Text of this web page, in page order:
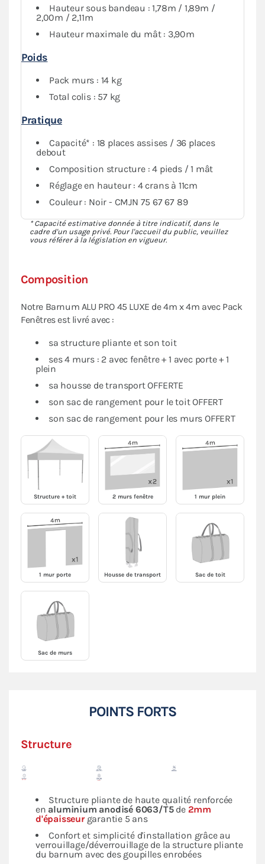
conservant de la visibilité grâce au PVC transparent.
Composition
Notre Barnum ALU PRO 45 LUXE de 4m x 4m avec Pack
Fenêtres est livré avec :
sa structure pliante et son toit
ses 4 murs : 2 avec fenêtre + 1 avec porte + 1
plein
sa housse de transport OFFERTE
son sac de rangement pour le toit OFFERT
son sac de rangement pour les murs OFFERT
Structure + toit 2 murs fenêtre 1 mur plein
1 mur porte Housse de transport Sac de toit
Sac de murs
Hauteur sous bandeau : 1,78m / 1,89m /
2,00m / 2,11m
Hauteur maximale du mât : 3,90m
Poids
Pack murs : 14 kg
Total colis : 57 kg
Pratique
Capacité* : 18 places assises / 36 places
debout
Composition structure : 4 pieds / 1 mât
Réglage en hauteur : 4 crans à 11cm
Couleur : Noir - CMJN 75 67 67 89
* Capacité estimative donnée à titre indicatif, dans le
cadre d'un usage privé. Pour l'accueil du public, veuillez
vous référer à la législation en vigueur.
POINTS FORTS
Structure
Structure pliante de haute qualité renforcée
en aluminium anodisé 6063/T5de 2mm
d'épaisseurgarantie 5 ans
Confort et simplicité d'installation grâce au
verrouillage/déverrouillage de la structure pliante
du barnum avec des goupilles enrobées